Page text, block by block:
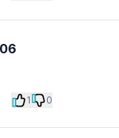
1 0